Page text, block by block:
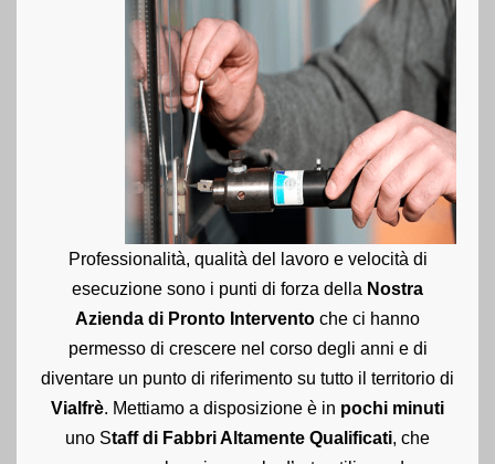
Professionalità, qualità del lavoro e velocità di
esecuzione sono i punti di forza della Nostra
Azienda di Pronto Intervento che ci hanno
permesso di crescere nel corso degli anni e di
diventare un punto di riferimento su tutto il territorio di
Vialfrè. Mettiamo a disposizione è in pochi minuti
uno Staff di Fabbri Altamente Qualificati, che